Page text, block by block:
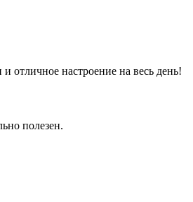
отличное настроение на весь день!
полезен.